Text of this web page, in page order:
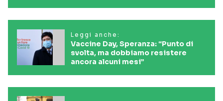
Leggi anche:
Vaccine Day, Speranza: “Punto di
svolta, ma dobbiamo resistere
ancora alcuni mesi”